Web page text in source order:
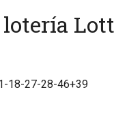
18-27-28-46+39